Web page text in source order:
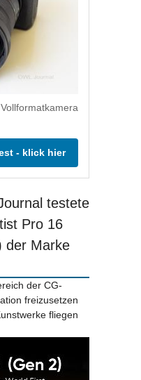
- klick hier
testete
Pro 16
der Marke
der CG-
freizusetzen
fliegen